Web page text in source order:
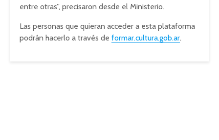
entre otras”, precisaron desde el Ministerio.
Las personas que quieran acceder a esta plataforma
podrán hacerlo a través de formar.cultura.gob.ar.